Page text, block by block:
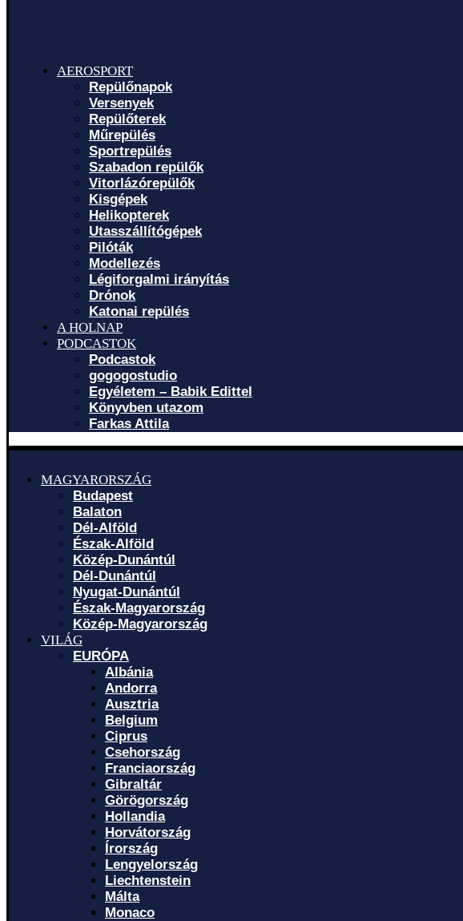
AEROSPORT
Repülőnapok
Versenyek
Repülőterek
Műrepülés
Sportrepülés
Szabadon repülők
Vitorlázórepülők
Kisgépek
Helikopterek
Utasszállítógépek
Pilóták
Modellezés
Légiforgalmi irányítás
Drónok
Katonai repülés
A HOLNAP
PODCASTOK
Podcastok
gogogostudio
Egyéletem – Babik Edittel
Könyvben utazom
Farkas Attila
MAGYARORSZÁG
Budapest
Balaton
Dél-Alföld
Észak-Alföld
Közép-Dunántúl
Dél-Dunántúl
Nyugat-Dunántúl
Észak-Magyarország
Közép-Magyarország
VILÁG
EURÓPA
Albánia
Andorra
Ausztria
Belgium
Ciprus
Csehország
Franciaország
Gibraltár
Görögország
Hollandia
Horvátország
Írország
Lengyelország
Liechtenstein
Málta
Monaco